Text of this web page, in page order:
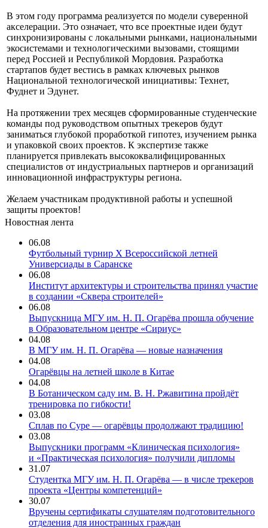
В этом году программа реализуется по модели суверенной
акселерации. Это означает, что все проектные идеи будут
синхронизированы с локальными рынками, национальными
экосистемами и технологическими вызовами, стоящими
перед Россией и Республикой Мордовия. Разработка
стартапов будет вестись в рамках ключевых рынков
Национальной технологической инициативы: Технет,
Фуднет и Эдунет.
На протяжении трех месяцев сформированные студенческие
команды под руководством опытных трекеров будут
заниматься глубокой проработкой гипотез, изучением рынка
и упаковкой своих проектов. К экспертизе также
планируется привлекать высококвалифицированных
специалистов от индустриальных партнеров и организаций
инновационной инфраструктуры региона.
Желаем участникам продуктивной работы и успешной
защиты проектов!
Новостная лента
06.08
Футбольный турнир X Всероссийской летней
Универсиады в Саранске
06.08
Институт архитектуры и строительства принял участие
в создании «Сквера строителей»
06.08
Выпускница МГУ им. Н. П. Огарёва прошла обучение
в Образовательном центре «Сириус»
04.08
В МГУ им. Н. П. Огарёва — новые назначения
04.08
Огарёвцы на летней школе в Китае
04.08
В Ботаническом саду им. В. Н. Ржавитина пройдёт
тренировка по гибкости!
03.08
Сплав по Суре — огарёвцы продолжают традицию!
03.08
Выпускники программ «Клиническая психология»
и «Практическая психология» получили дипломы
31.07
Студентка МГУ им. Н. П. Огарёва — в числе трекеров
проекта «Центры компетенций»
30.07
Вручены сертификаты слушателям подготовительного
отделения для иностранных граждан